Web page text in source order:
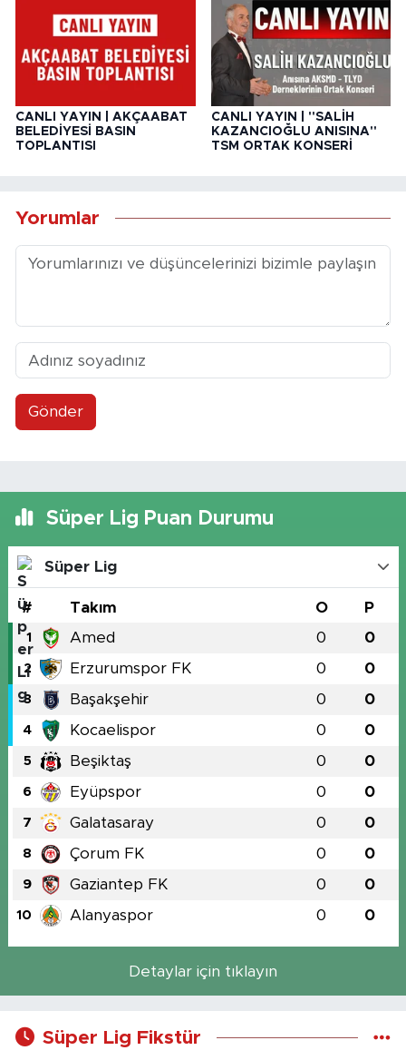
CANLI YAYIN | AKÇAABAT
BELEDİYESİ BASIN
TOPLANTISI
CANLI YAYIN | ''SALİH
KAZANCIOĞLU ANISINA''
TSM ORTAK KONSERİ
Yorumlar
Gönder
Süper Lig Puan Durumu
Süper Lig
# Takım O P
1 Amed 0 0
2 Erzurumspor FK 0 0
3 Başakşehir 0 0
4 Kocaelispor 0 0
5 Beşiktaş 0 0
6 Eyüpspor 0 0
7 Galatasaray 0 0
8 Çorum FK 0 0
9 Gaziantep FK 0 0
10 Alanyaspor 0 0
Detaylar için tıklayın
Süper Lig Fikstür